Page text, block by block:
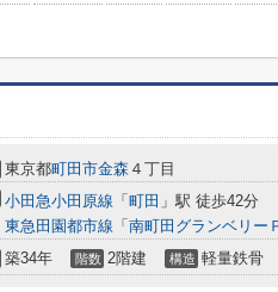
東京都町田市金森 ４丁目
小田急小田原線 「 町田 」駅 徒歩42分
東急田園都市線 「 南町田グランベリー
築34年 階数 2階建 構造 軽量鉄骨